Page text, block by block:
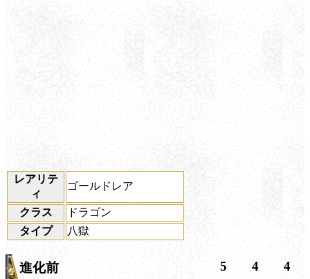
レアリテ
ィ
ゴールドレア
クラス
ドラゴン
タイプ
八獄
進化前 5 4 4